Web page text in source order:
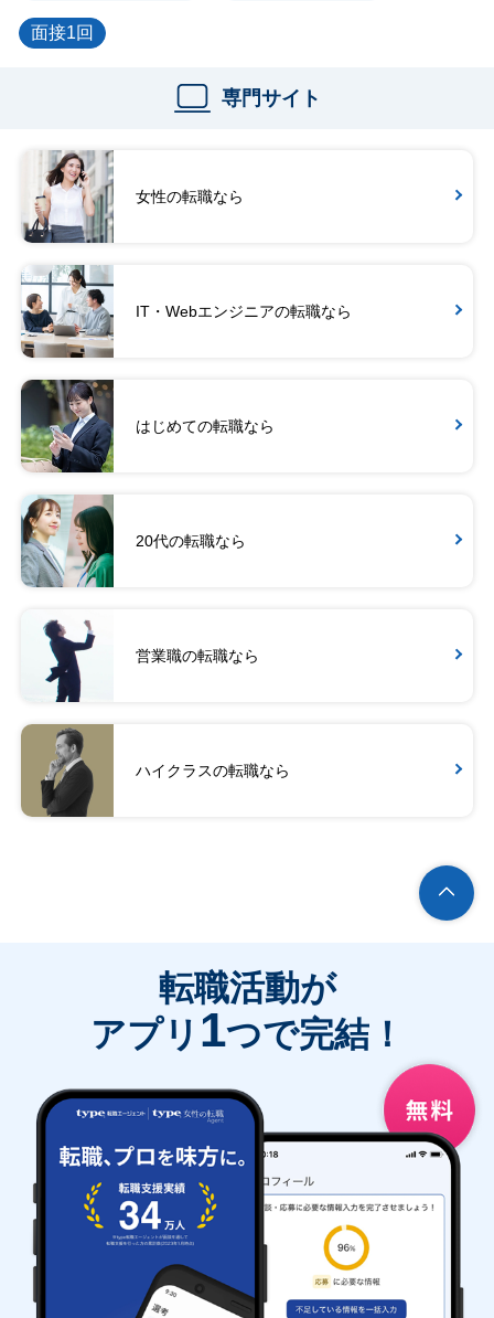
面接1回
専門サイト
女性の転職なら
IT・Webエンジニアの転職なら
はじめての転職なら
20代の転職なら
営業職の転職なら
ハイクラスの転職なら
転職活動が
アプリ 1つで完結！